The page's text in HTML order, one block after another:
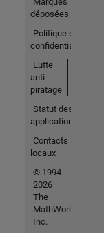
déposées
Politique de
confidentialité
Lutte
anti-
piratage
Statut des
applications
Contacts
locaux
© 1994-
2026
The
MathWorks,
Inc.